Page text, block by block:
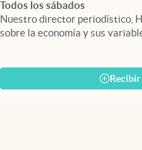
Todos los sábados
Nuestro director periodístico,
sobre la economía y sus